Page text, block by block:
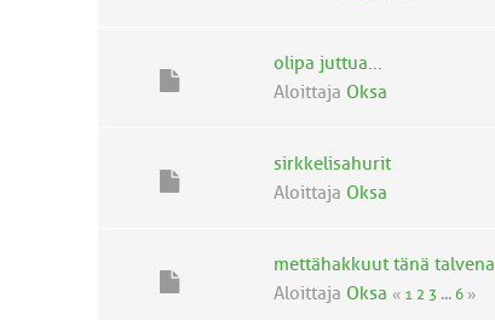
olipa juttua...
Aloittaja Oksa
sirkkelisahurit
Aloittaja Oksa
mettähakkuut tänä talvena
Aloittaja Oksa « 1 2 3 ... 6»